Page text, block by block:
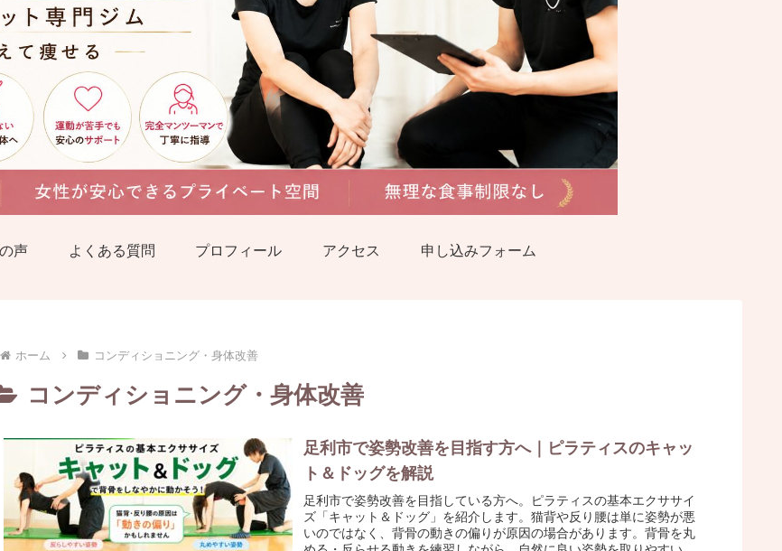
声 よくある質問 プロフィール アクセス 申し込みフォーム
ホーム コンディショニング・身体改善
コンディショニング・身体改善
足利市で姿勢改善を目指す方へ｜ピラティスのキャッ
ト＆ドッグを解説
足利市で姿勢改善を目指している方へ。ピラティスの基本エクササイ
ズ「キャット＆ドッグ」を紹介します。猫背や反り腰は単に姿勢が悪
いのではなく、背骨の動きの偏りが原因の場合があります。背骨を丸